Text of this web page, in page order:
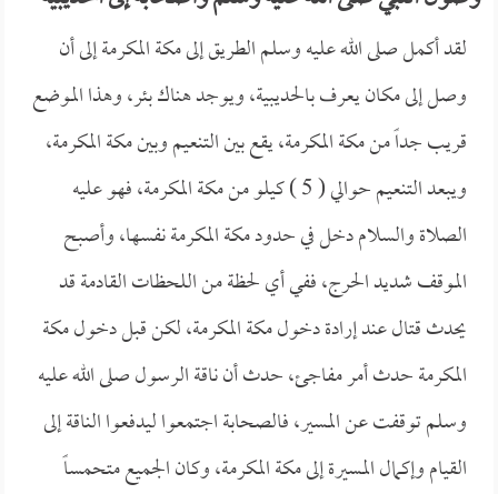
لقد أكمل صلى الله عليه وسلم الطريق إلى مكة المكرمة إلى أن
وصل إلى مكان يعرف بالحديبية، ويوجد هناك بئر، وهذا الموضع
قريب جداً من مكة المكرمة، يقع بين التنعيم وبين مكة المكرمة،
ويبعد التنعيم حوالي ( 5 ) كيلو من مكة المكرمة، فهو عليه
الصلاة والسلام دخل في حدود مكة المكرمة نفسها، وأصبح
الموقف شديد الحرج، ففي أي لحظة من اللحظات القادمة قد
يحدث قتال عند إرادة دخول مكة المكرمة، لكن قبل دخول مكة
المكرمة حدث أمر مفاجئ، حدث أن ناقة الرسول صلى الله عليه
وسلم توقفت عن المسير، فالصحابة اجتمعوا ليدفعوا الناقة إلى
القيام وإكمال المسيرة إلى مكة المكرمة، وكان الجميع متحمساً